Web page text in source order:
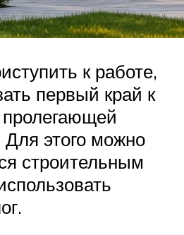
к работе,
первый край к
Для этого можно
строительным